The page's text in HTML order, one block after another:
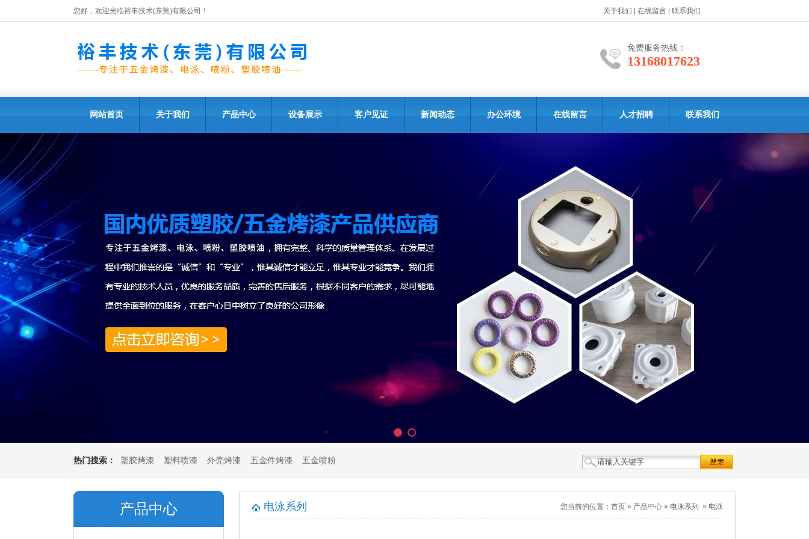
您好，欢迎光临裕丰技术(东莞)有限公司！ 关于我们 在线留言 联系我们
免费服务热线：
13168017623
网站首页 关于我们 产品中心 设备展示 客户见证 新闻动态 办公环境 在线留言 人才招聘 联系我们
热门搜索： 塑胶烤漆 塑料喷漆 外壳烤漆 五金件烤漆 五金喷粉
产品中心 电泳系列 您当前的位置： 首页 » 产品中心 » 电泳系列 » 电泳